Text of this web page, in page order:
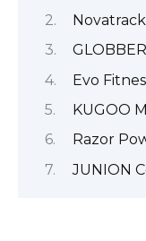
Evo
KUGOO
Razor
JUNION